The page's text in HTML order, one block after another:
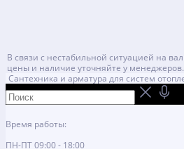
В связи с нестабильной ситуацией на
цены и наличие уточняйте у менеджеров.
Сантехника и арматура для систем
Время работы:
ПН-ПТ 09:00 - 18:00